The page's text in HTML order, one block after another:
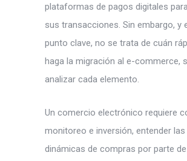
plataformas de pagos digitales
sus transacciones. Sin embargo, y
punto clave, no se trata de cuán
haga la migración al e-commerce,
analizar cada elemento.
Un comercio electrónico requiere
monitoreo e inversión, entender las
dinámicas de compras por parte